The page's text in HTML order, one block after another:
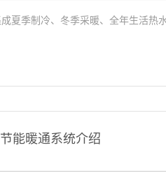
季制冷、冬季采暖、全年生活热
能暖通系统介绍